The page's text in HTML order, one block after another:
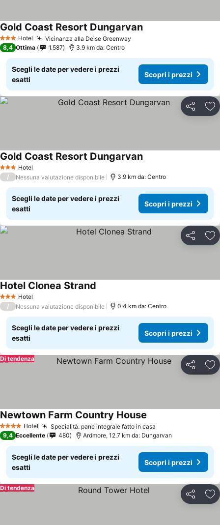
3 StelleHotel Vicinanza alla Deise Greenway
Gold Coast Resort Dungarvan
8,4 Ottima 1.587 3.9 km da: Centro
Scegli le date per vedere i prezzi
esatti
Scopri i prezzi
Condividi
3 StelleHotel
Gold Coast Resort Dungarvan
/ Nessuna valutazione disponibile 3.9 km da: Centro
Scegli le date per vedere i prezzi
esatti
Scopri i prezzi
Condividi
3 StelleHotel
Hotel Clonea Strand
/ Nessuna valutazione disponibile 0.4 km da: Centro
Scegli le date per vedere i prezzi
esatti
Scopri i prezzi
Condividi
Di tendenza
4 Stelle Hotel Specialità: pane integrale fatto in casa
Newtown Farm Country House
9,4 Eccellente 480 Ardmore, 12.7 km da: Dungarvan
Scegli le date per vedere i prezzi
esatti
Scopri i prezzi
Condividi
Di tendenza